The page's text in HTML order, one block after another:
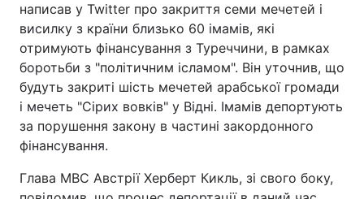
Архів Вакансії
Контакти
ПОСЛУГИ
написав у Twitter про закриття семи мечетей і
висилку з країни близько 60 імамів, які
отримують фінансування з Туреччини, в рамках
боротьби з "політичним ісламом". Він уточнив, що
будуть закриті шість мечетей арабської громади
і мечеть "Сірих вовків" у Відні. Імамів депортують
за порушення закону в частині закордонного
фінансування.
Глава МВС Австрії Херберт Кикль, зі свого боку,